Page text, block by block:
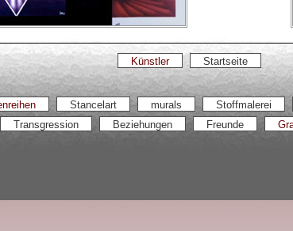
Künstler Startseite
Stancelart murals Stoffmalerei
Transgression
Beziehungen Freunde